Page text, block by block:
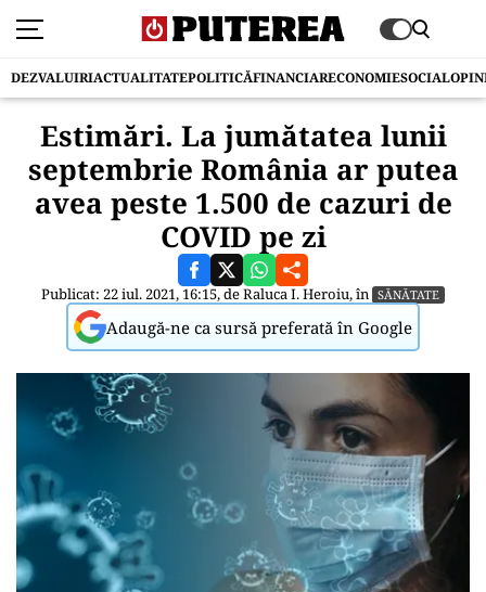
DEZVALUIRIACTUALITATEPOLITICĂFINANCIARECONOMIESOCIAL
Estimări. La jumătatea lunii
septembrie România ar putea
avea peste 1.500 de cazuri de
COVID pe zi
Publicat: 22 iul. 2021, 16:15, deRaluca I. Heroiu, în SĂNĂTATE
Adaugă-ne ca sursă preferată în Google